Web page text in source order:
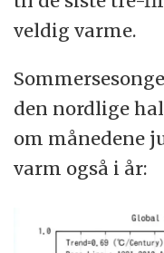
veldig varme.
den nordlige
om månedene
varm også i år: